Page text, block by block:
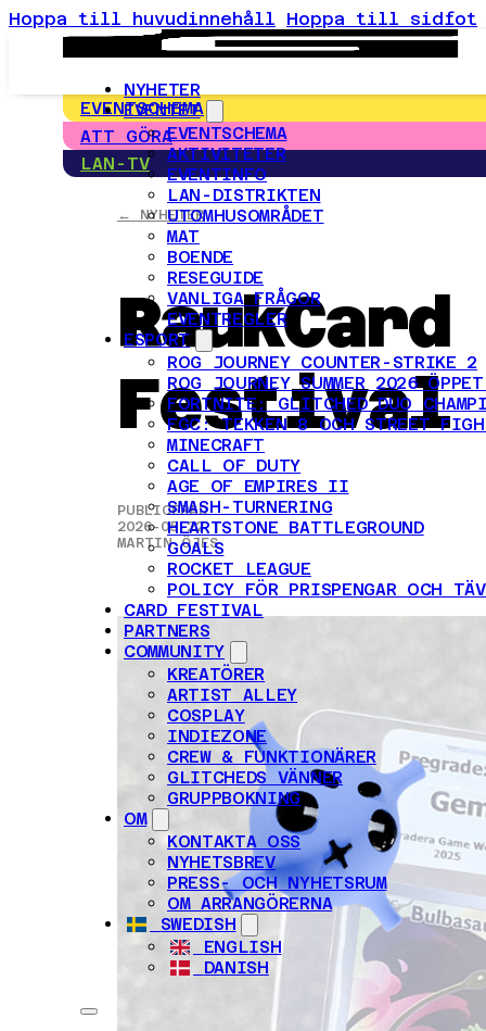
Hoppa till huvudinnehåll Hoppa till sidfot
NYHETER
EVENTET
EVENTSCHEMA
AKTIVITETER
EVENTINFO
LAN-DISTRIKTEN
UTOMHUSOMRÅDET
MAT
BOENDE
RESEGUIDE
VANLIGA FRÅGOR
EVENTREGLER
ESPORT
ROG JOURNEY COUNTER-STRIKE 2
ROG JOURNEY SUMMER 2026
FORTNITE: GLITCHED DUO
FGC: TEKKEN 8 OCH STREET
MINECRAFT
CALL OF DUTY
AGE OF EMPIRES II
SMASH-TURNERING
HEARTSTONE BATTLEGROUND
GOALS
ROCKET LEAGUE
POLICY FÖR PRISPENGAR OCH
CARD FESTIVAL
PARTNERS
COMMUNITY
KREATÖRER
ARTIST ALLEY
COSPLAY
INDIEZONE
CREW & FUNKTIONÄRER
GLITCHEDS VÄNNER
GRUPPBOKNING
OM
KONTAKTA OSS
NYHETSBREV
PRESS- OCH NYHETSRUM
OM ARRANGÖRERNA
SWEDISH
ENGLISH
DANISH
EVENTSCHEMA
ATT GÖRA
LAN-TV
← NYHETER
Festival
PUBLICERAD
2026-05-22 |
MARTIN ÖJES